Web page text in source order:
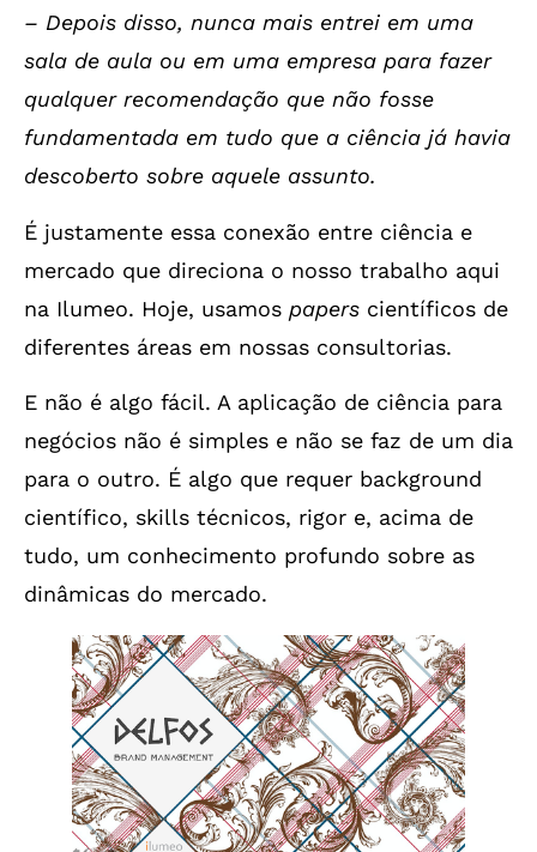
– Depois disso, nunca mais entrei em uma
sala de aula ou em uma empresa para fazer
qualquer recomendação que não fosse
fundamentada em tudo que a ciência já havia
descoberto sobre aquele assunto.
É justamente essa conexão entre ciência e
mercado que direciona o nosso trabalho aqui
na Ilumeo. Hoje, usamos papers científicos de
diferentes áreas em nossas consultorias.
E não é algo fácil. A aplicação de ciência para
negócios não é simples e não se faz de um dia
para o outro. É algo que requer background
científico, skills técnicos, rigor e, acima de
tudo, um conhecimento profundo sobre as
dinâmicas do mercado.